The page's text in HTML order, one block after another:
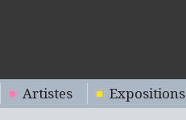
Artistes Expositions